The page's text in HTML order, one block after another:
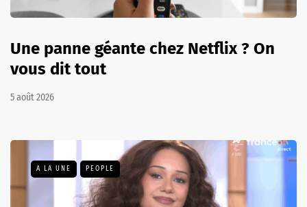
Une panne géante chez Netflix ? On
vous dit tout
5 août 2026
A LA UNE PEOPLE